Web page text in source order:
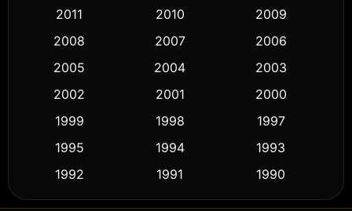
Crime อาชญากรรม (530)
Cult Film
Dance เต้น (10)
Detective สืบสวน
2011
2010
2009
2008
2007
2006
2005
2004
2003
2002
2001
2000
1999
1998
1997
1995
1994
1993
1992
1991
1990
1989
1988
1986